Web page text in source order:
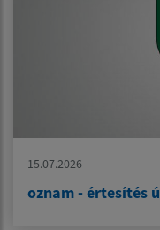
15.07.2026
oznam - értesítés